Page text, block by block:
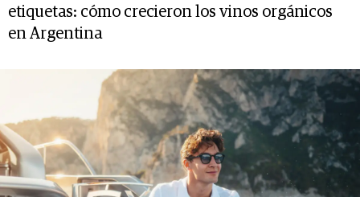
etiquetas: cómo crecieron los vinos orgánicos
en Argentina